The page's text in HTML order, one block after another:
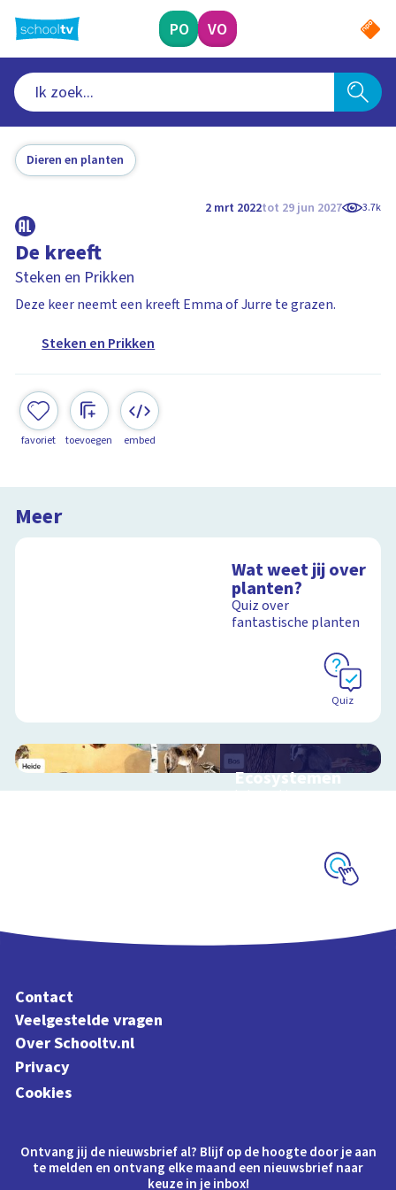
naar
hoofdinhoud
PO VO
Dieren en planten
2 mrt 2022tot 29 jun 2027 3.7k
De kreeft
Steken en Prikken
Deze keer neemt een kreeft Emma of Jurre te grazen.
Steken en Prikken
favoriet toevoegen embed
Meer
Wat weet jij over
planten?
Quiz over
fantastische planten
Quiz
Ecosystemen
Interactieve
Contact
Veelgestelde vragen
Over Schooltv.nl
Privacy
Cookies
Ontvang jij de nieuwsbrief al? Blijf op de hoogte door je aan
te melden en ontvang elke maand een nieuwsbrief naar
keuze in je inbox!